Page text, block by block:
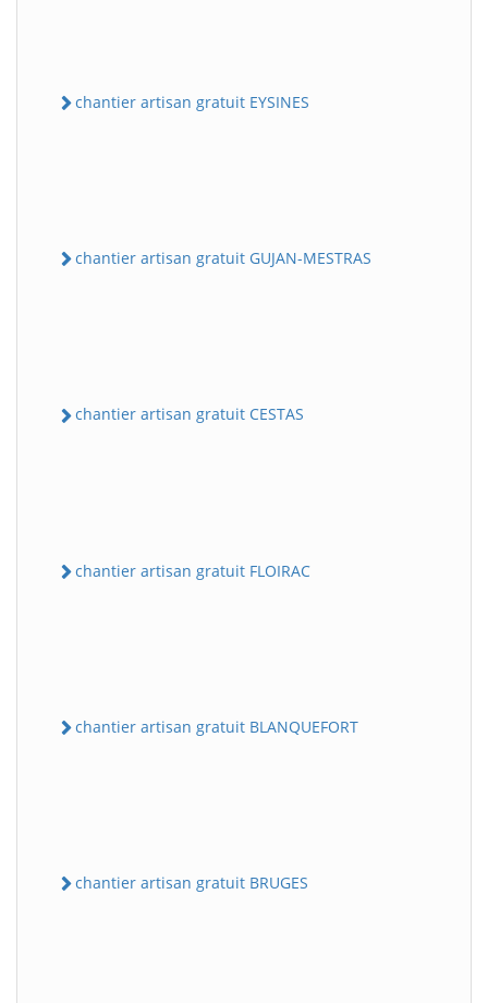
chantier artisan gratuit EYSINES
chantier artisan gratuit GUJAN-MESTRAS
chantier artisan gratuit CESTAS
chantier artisan gratuit FLOIRAC
chantier artisan gratuit BLANQUEFORT
chantier artisan gratuit BRUGES